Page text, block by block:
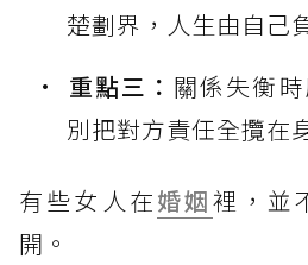
楚劃界，人生由自己
重點三： 關係失衡
別把對方責任全攬在
有些女人在婚姻裡，並
開。